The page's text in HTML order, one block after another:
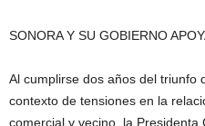
SONORA Y SU GOBIERNO
Al cumplirse dos años del triunfo
contexto de tensiones en la
comercial y vecino, la Presidenta